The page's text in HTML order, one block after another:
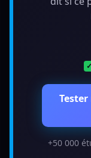
✓
+50 000